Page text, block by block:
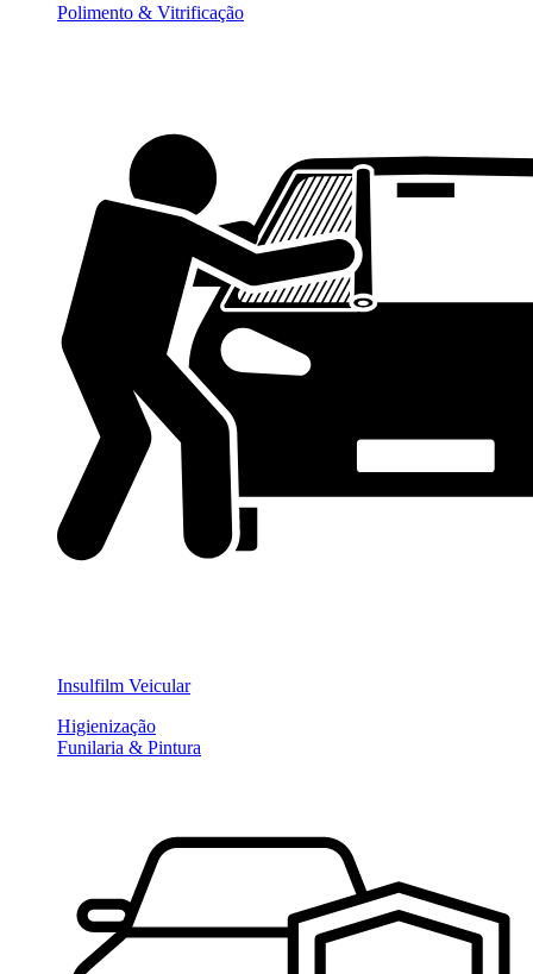
Polimento & Vitrificação
Insulfilm Veicular
Higienização
Funilaria & Pintura